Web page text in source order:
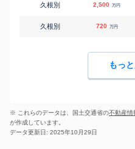
久根別 2,500 万円
久根別 720 万円
もっ
※ これらのデータは、国土交通省の不動産情
が作成しています。
データ更新日: 2025年10月29日